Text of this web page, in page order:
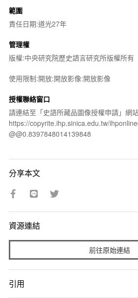
範圍
責任日期:道光27年
管理權
版權:中央研究院歷史語言研究所版權所有
使用限制:開放:開放影像:開放影像
授權聯絡窗口
請連結至「史語所藏品圖像授權申請」網
https://copyrite.ihp.sinica.edu.tw/
@@0.8397848014139848
分享本文
資源連結
前往原始連結
引用